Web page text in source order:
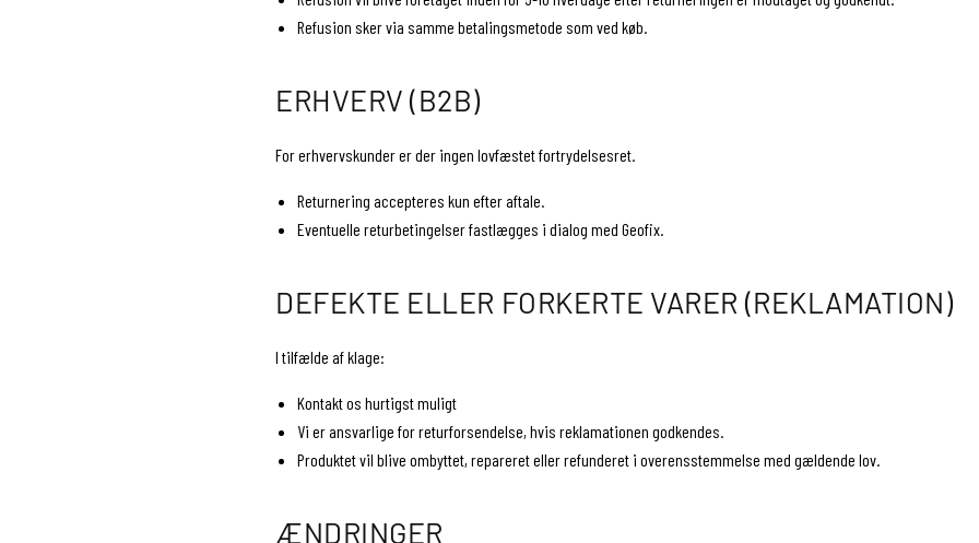
Refusion sker via samme betalingsmetode som ved køb.
ERHVERV (B2B)
For erhvervskunder er der ingen lovfæstet fortrydelsesret.
Returnering accepteres kun efter aftale.
Eventuelle returbetingelser fastlægges i dialog med Geofix.
DEFEKTE ELLER FORKERTE VARER (REKLAMATION)
I tilfælde af klage:
Kontakt os hurtigst muligt
Vi er ansvarlige for returforsendelse, hvis reklamationen godkendes.
Produktet vil blive ombyttet, repareret eller refunderet i overensstemmelse med gældende lov.
ÆNDRINGER